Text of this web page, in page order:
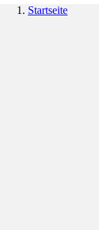
Startseite